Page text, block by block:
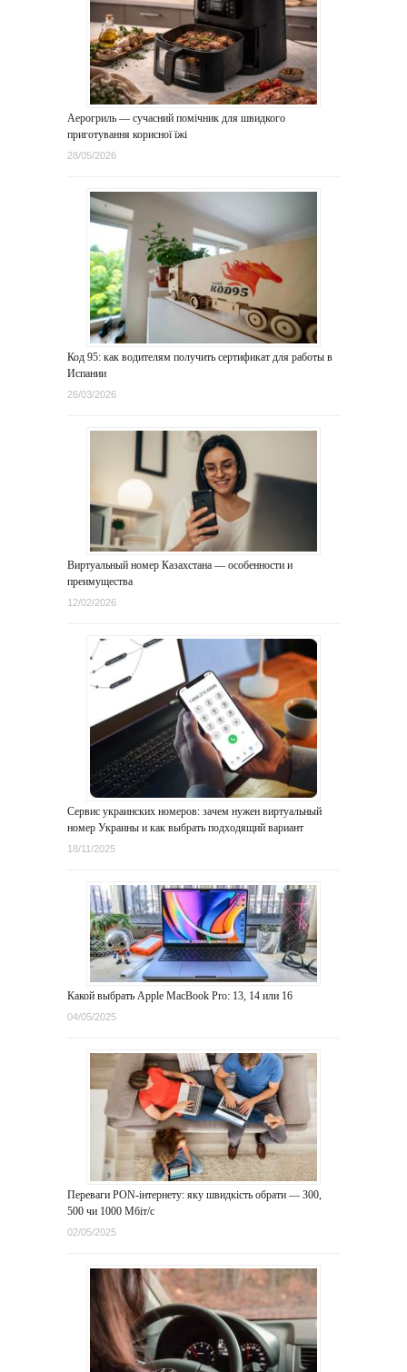
Аерогриль — сучасний помічник для швидкого
приготування корисної їжі
28/05/2026
Код 95: как водителям получить сертификат для работы в
Испании
26/03/2026
Виртуальный номер Казахстана — особенности и
преимущества
12/02/2026
Сервис украинских номеров: зачем нужен виртуальный
номер Украины и как выбрать подходящий вариант
18/11/2025
Какой выбрать Apple MacBook Pro: 13, 14 или 16
04/05/2025
Переваги PON-інтернету: яку швидкість обрати — 300,
500 чи 1000 Мбіт/с
02/05/2025